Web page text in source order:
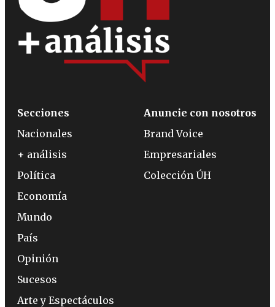
Secciones
Nacionales
+ análisis
Política
Economía
Mundo
País
Opinión
Sucesos
Arte y Espectáculos
Anuncie con nosotros
Brand Voice
Empresariales
Colección ÚH